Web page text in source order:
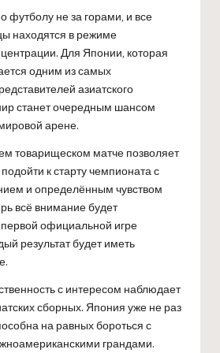
футболу не за горами, и все
находятся в режиме
Для Японии, которая
одним из самых
азиатского
станет очередным шансом
арене.
товарищеском матче позволяет
к старту чемпионата с
и определённым чувством
всё внимание будет
официальной игре
результат будет иметь
с интересом наблюдает
сборных. Япония уже не раз
на равных бороться с
грандами.